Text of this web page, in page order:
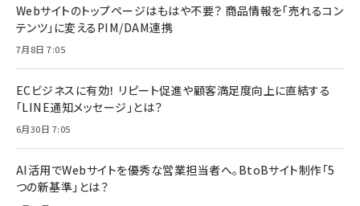
Webサイトのトップページはもはや不要？ 商品情報を「売れるコン
テンツ」に変えるPIM/DAM連携
7月8日 7:05
ECビジネスに有効！ リピート促進や顧客満足度向上に直結する
「LINE通知メッセージ」とは？
6月30日 7:05
AI活用でWebサイトを優秀な営業担当者へ。BtoBサイト制作「5
つの新基準」とは？